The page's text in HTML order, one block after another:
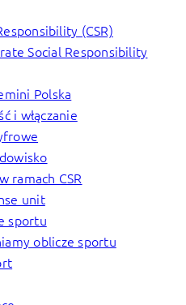
(CSR)
Social Responsibility
Polska
i włączanie
ramach CSR
unit
sportu
oblicze sportu